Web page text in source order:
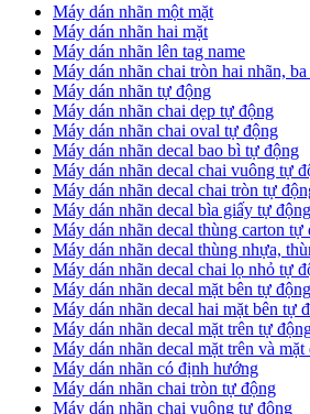
Máy dán nhãn một mặt
Máy dán nhãn hai mặt
Máy dán nhãn lên tag name
Máy dán nhãn chai tròn hai nhãn, ba
Máy dán nhãn tự động
Máy dán nhãn chai dẹp tự động
Máy dán nhãn chai oval tự động
Máy dán nhãn decal bao bì tự động
Máy dán nhãn decal chai vuông tự
Máy dán nhãn decal chai tròn tự
Máy dán nhãn decal bìa giấy tự động
Máy dán nhãn decal thùng carton tự
Máy dán nhãn decal thùng nhựa,
Máy dán nhãn decal chai lọ nhỏ tự
Máy dán nhãn decal mặt bên tự động
Máy dán nhãn decal hai mặt bên tự
Máy dán nhãn decal mặt trên tự
Máy dán nhãn decal mặt trên và
Máy dán nhãn có định hướng
Máy dán nhãn chai tròn tự động
​Máy dán nhãn chai vuông tự động